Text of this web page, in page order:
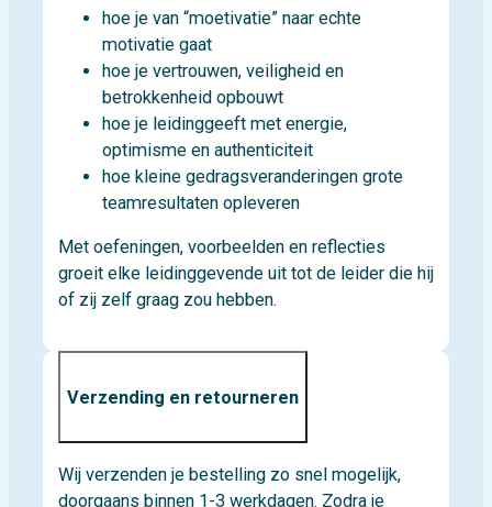
hoe je van “moetivatie” naar echte
motivatie gaat
hoe je vertrouwen, veiligheid en
betrokkenheid opbouwt
hoe je leidinggeeft met energie,
optimisme en authenticiteit
hoe kleine gedragsveranderingen grote
teamresultaten opleveren
Met oefeningen, voorbeelden en reflecties
groeit elke leidinggevende uit tot de leider die hij
of zij zelf graag zou hebben.
Verzending en retourneren
Wij verzenden je bestelling zo snel mogelijk,
doorgaans binnen 1-3 werkdagen. Zodra je